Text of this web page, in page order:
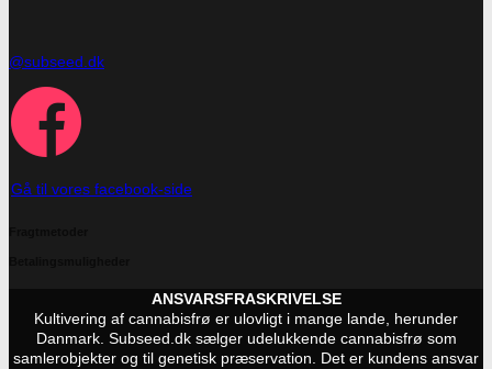
@subseed.dk
Gå til vores facebook-side
ANSVARSFRASKRIVELSE
Kultivering af cannabisfrø er ulovligt i mange lande, herunder
Danmark. Subseed.dk sælger udelukkende cannabisfrø som
samlerobjekter og til genetisk præservation. Det er kundens ansvar